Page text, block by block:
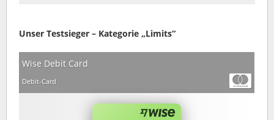
Unser Testsieger – Kategorie „Limits“
Wise Debit Card
Debit-Card